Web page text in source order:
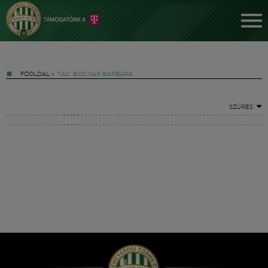
FŐOLDAL » TAG: BOGNÁR BARBARA
SZŰRÉS
Hírek